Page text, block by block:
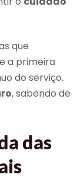
que
a primeira
do serviço.
, sabendo de
das